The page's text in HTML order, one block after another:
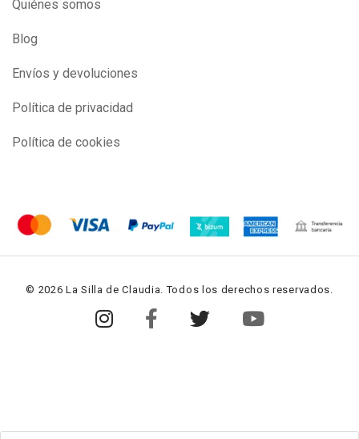
Quiénes somos
Blog
Envíos y devoluciones
Política de privacidad
Política de cookies
© 2026 La Silla de Claudia. Todos los derechos reservados.